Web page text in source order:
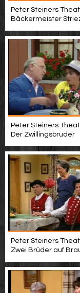
Peter Steiners
Bäckermeister
Peter Steiners
Der Zwillingsbruder
Peter Steiners
Zwei Brüder auf